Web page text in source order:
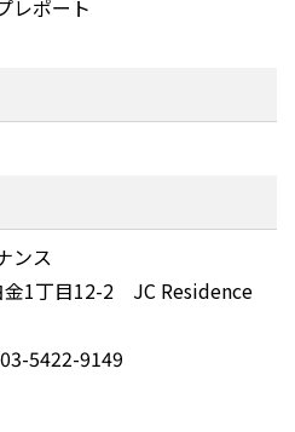
レポート
ンス
金1丁目12-2 JC Residence
5422-9149